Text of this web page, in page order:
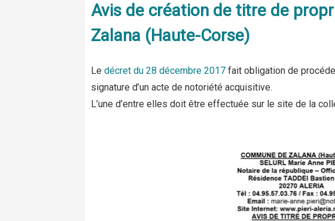
Avis de création de titre de
Zalana (Haute-Corse)
Le décret du 28 décembre 2017 fait obligation de
signature d’un acte de notoriété acquisitive.
L’une d’entre elles doit être effectuée sur le site de la